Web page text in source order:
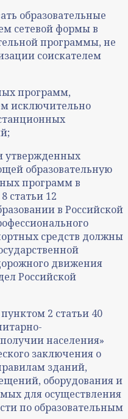
образовательные
сетевой формы в
программы, не
соискателем
программ,
исключительно
утвержденных
образовательную
программ в
статьи 12
в Российской
средств должны
движения
Российской
2 статьи 40
населения»
заключения о
зданий,
оборудования и
для осуществления
по образовательным